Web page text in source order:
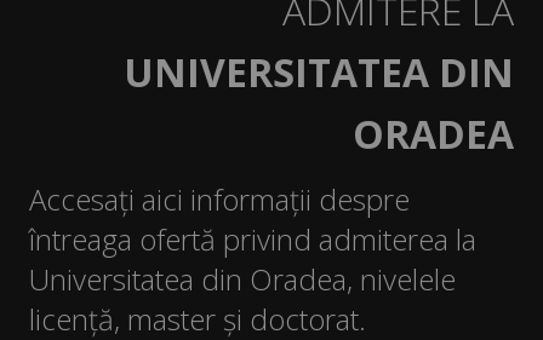
UNIVERSITATEA DIN
ORADEA
Accesați aici informații despre
întreaga ofertă privind admiterea la
Universitatea din Oradea, nivelele
licență, master și doctorat.